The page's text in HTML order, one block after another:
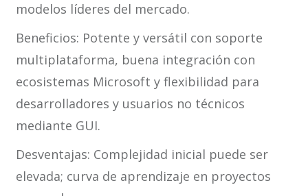
modelos líderes del mercado.
Beneficios: Potente y versátil con soporte
multiplataforma, buena integración con
ecosistemas Microsoft y flexibilidad para
desarrolladores y usuarios no técnicos
mediante GUI.
Desventajas: Complejidad inicial puede ser
elevada; curva de aprendizaje en proyectos